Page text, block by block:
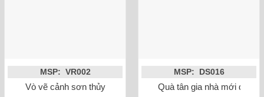
MSP: VR002
Vò vẽ cảnh sơn thủy
MSP: DS016
Quà tân gia nhà mới đĩa